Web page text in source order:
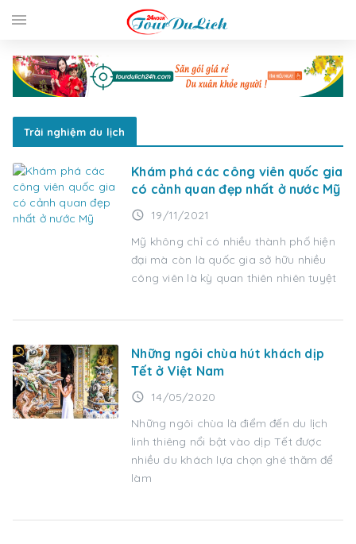
Trải nghiệm du lịch
Khám phá các công viên quốc gia
có cảnh quan đẹp nhất ở nước Mỹ
access_time 19/11/2021
Mỹ không chỉ có nhiều thành phố hiện
đại mà còn là quốc gia sở hữu nhiều
công viên là kỳ quan thiên nhiên tuyệt
Những ngôi chùa hút khách dịp
Tết ở Việt Nam
access_time 14/05/2020
Những ngôi chùa là điểm đến du lịch
linh thiêng nổi bật vào dịp Tết được
nhiều du khách lựa chọn ghé thăm để
làm
menu